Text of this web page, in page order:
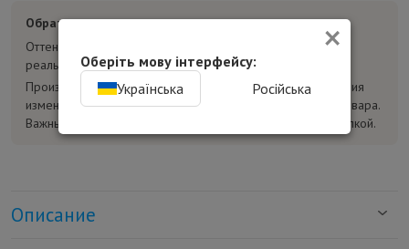
Обратите внимание:
Оттенок товара на фотографиях может отличаться от
реального.
Производитель может без предварительного уведомления
изменять конструкцию, комплектацию и характеристики товара.
Важные параметры уточняйте у консультанта перед покупкой.
Описание
×
Оберіть мову інтерфейсу:
Українська
Російська